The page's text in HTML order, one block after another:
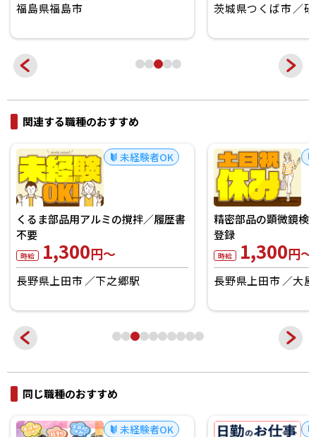
福島県福島市 茨城県つくば市
関連する職種のおすすめ
未経験者OK
くるま部品用アルミの撹拌／履歴書
不要
時給 1,300円～
長野県上田市 下之郷駅
精密部品の顕微鏡検
登録
時給 1,300円～
長野県上田市 大
同じ職種のおすすめ
未経験者OK